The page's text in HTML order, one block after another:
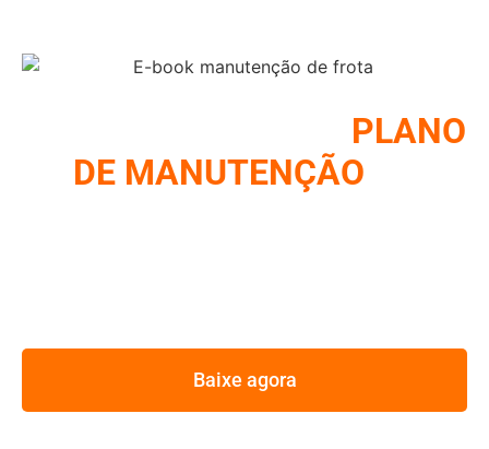
PLANO
DE MANUTENÇÃO
Baixe agora